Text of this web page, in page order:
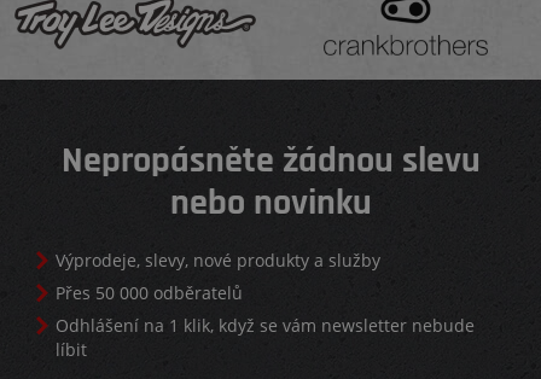
Nepropásněte žádnou slevu
nebo novinku
Výprodeje, slevy, nové produkty a služby
Přes 50 000 odběratelů
Odhlášení na 1 klik, když se vám newsletter nebude
líbit